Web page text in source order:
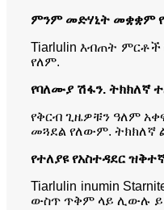
ምንም መድሃኒት መቋቋም
Tiarlulin እብጠት ምርቶች
የለም.
የባለሙያ ሽፋን. ትክክለኛ
የቅርብ ጊዜዎቹን ዓለም
መጓደል የለውም.
የተለያዩ የአስተዳደር
Tiarlulin inumin
ውስጥ ጥቅም ላይ ሊውሉ